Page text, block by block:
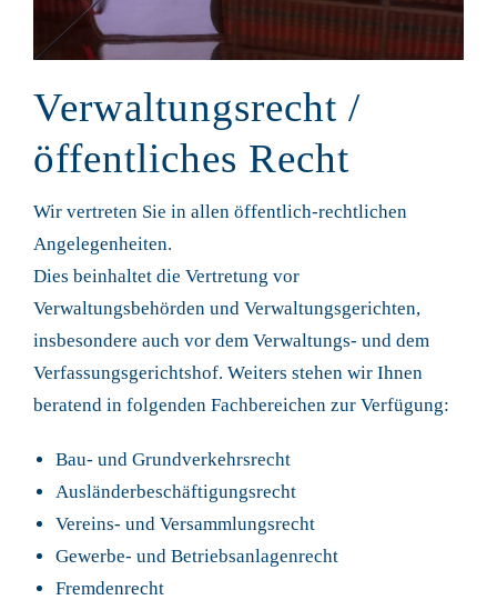
Verwaltungsrecht /
öffentliches Recht
Wir vertreten Sie in allen öffentlich-rechtlichen
Angelegenheiten.
Dies beinhaltet die Vertretung vor
Verwaltungsbehörden und Verwaltungsgerichten,
insbesondere auch vor dem Verwaltungs- und dem
Verfassungsgerichtshof. Weiters stehen wir Ihnen
beratend in folgenden Fachbereichen zur Verfügung:
Bau- und Grundverkehrsrecht
Ausländerbeschäftigungsrecht
Vereins- und Versammlungsrecht
Gewerbe- und Betriebsanlagenrecht
Fremdenrecht